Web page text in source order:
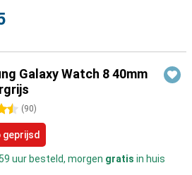
Galaxy Watch 8 40mm
(90)
geprijsd
uur besteld, morgen gratis in huis